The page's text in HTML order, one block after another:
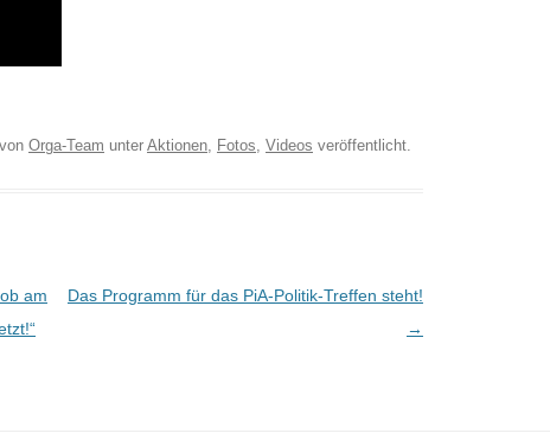
von Orga-Team unter Aktionen, Fotos, Videos veröffentlicht.
am
Das Programm für das PiA-Politik-Treffen steht!
→